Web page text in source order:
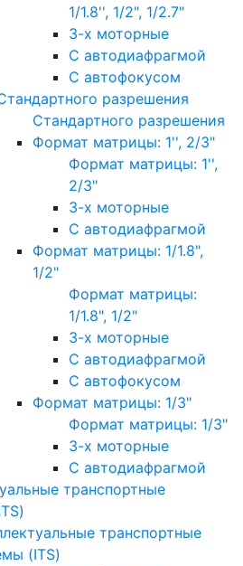
1/1.8'', 1/2", 1/2.7"
3-х моторные
С автодиафрагмой
С автофокусом
разрешения
Стандартного разрешения
Формат матрицы: 1'', 2/3"
Формат матрицы: 1'',
2/3"
3-х моторные
С автодиафрагмой
Формат матрицы: 1/1.8",
1/2"
Формат матрицы:
1/1.8", 1/2"
3-х моторные
С автодиафрагмой
С автофокусом
Формат матрицы: 1/3"
Формат матрицы: 1/3"
3-х моторные
С автодиафрагмой
транспортные
транспортные
(ITS)